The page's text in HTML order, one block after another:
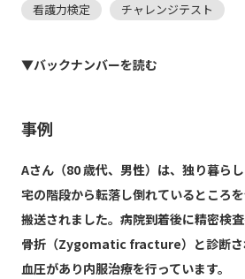
看護力検定 チャレンジテスト
▼バックナンバーを読む
事例
Aさん（80 歳代、男性）は、独り暮ら
宅の階段から転落し倒れているところ
搬送されました。病院到着後に精密検
骨折（Zygomatic fracture）と診断さ
血圧があり内服治療を行っています。